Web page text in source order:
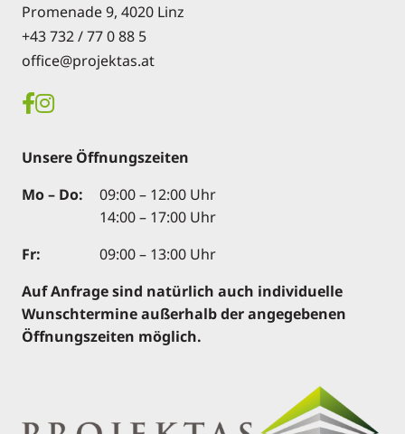
Promenade 9, 4020 Linz
+43 732 / 77 0 88 5
office@projektas.at
Unsere Öffnungszeiten
Mo – Do:
09:00 – 12:00 Uhr
14:00 – 17:00 Uhr
Fr:
09:00 – 13:00 Uhr
Auf Anfrage sind natürlich auch individuelle
Wunschtermine außerhalb der angegebenen
Öffnungszeiten möglich.